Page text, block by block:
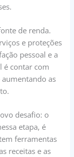
de renda.
e proteções
pessoal e a
é contar com
as
desafio: o
etapa, é
ferramentas
receitas e as